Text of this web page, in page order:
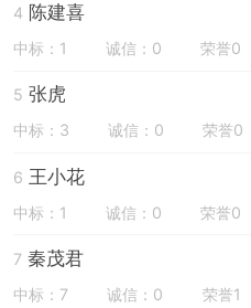
4 陈建喜
中标：1 诚信：0 荣誉0
5 张虎
中标：3 诚信：0 荣誉0
6 王小花
中标：1 诚信：0 荣誉0
7 秦茂君
中标：7 诚信：0 荣誉1